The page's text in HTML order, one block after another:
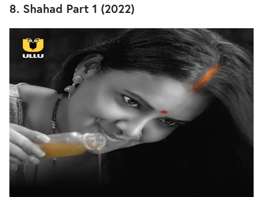
8. Shahad Part 1 (2022)